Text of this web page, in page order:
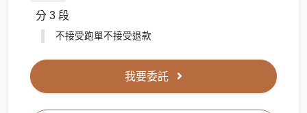
分 3 段
不接受跑單不接受退款
我要委託